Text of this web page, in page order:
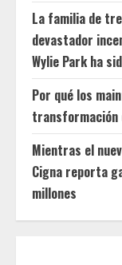
La familia de
devastador
Wylie Park ha
Por qué los
transformación
Mientras el
Cigna reporta
millones